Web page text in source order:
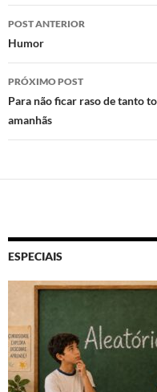
n o
Navegação
de
posts
POST ANTERIOR
Humor
PRÓXIMO POST
Para não ficar raso de tanto
amanhãs
ESPECIAIS